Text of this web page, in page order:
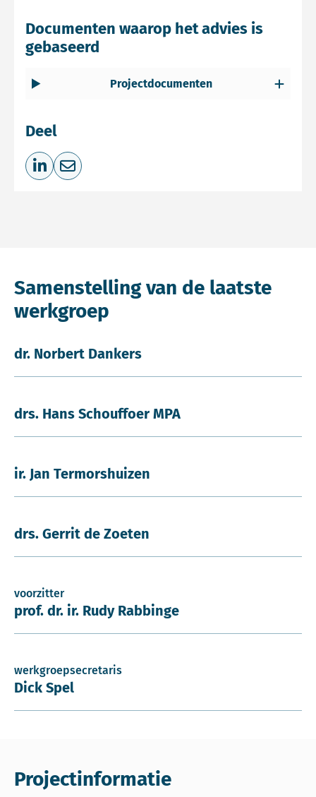
Documenten waarop het advies is
gebaseerd
Projectdocumenten
Deel
Deel op LinkedIn
Deel via e-mail
Samenstelling van de laatste
werkgroep
dr. Norbert Dankers
drs. Hans Schouffoer MPA
ir. Jan Termorshuizen
drs. Gerrit de Zoeten
voorzitter
prof. dr. ir. Rudy Rabbinge
werkgroepsecretaris
Dick Spel
Projectinformatie